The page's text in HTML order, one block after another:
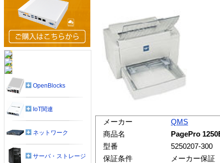
メーカー
QMS
商品名
PagePro
型番
5250207-300
保証条件
メーカー保証
OpenBlocks
IoT関連
ネットワーク
サーバ・ストレージ